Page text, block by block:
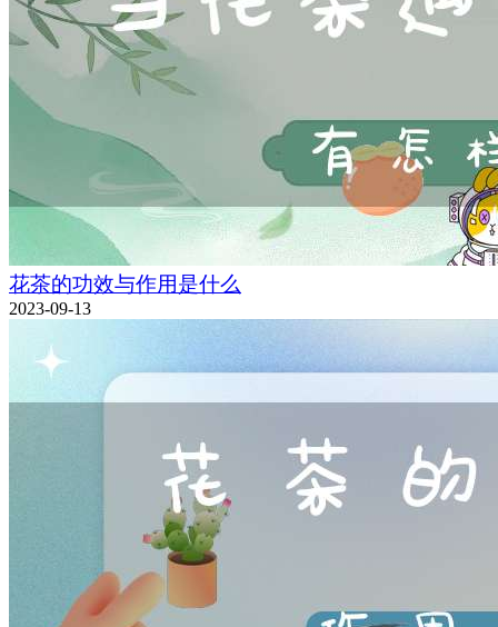
花茶的功效与作用是什么
2023-09-13